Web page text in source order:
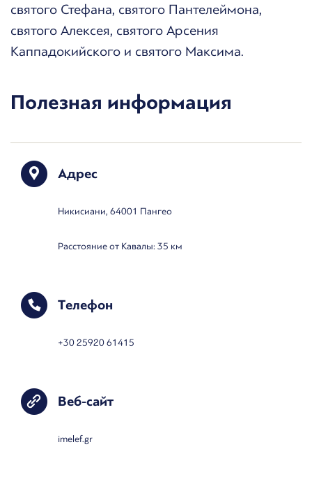
святого Стефана, святого Пантелеймона,
святого Алексея, святого Арсения
Каппадокийского и святого Максима.
Полезная информация
Адрес
Никисиани, 64001 Пангео
Расстояние от Кавалы: 35 км
Телефон
+30 25920 61415
Веб-сайт
imelef.gr